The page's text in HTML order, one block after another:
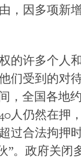
，因多项新
的许多个人
们受到的对
，全国各地
人仍然在押
过合法拘押
”。政府关